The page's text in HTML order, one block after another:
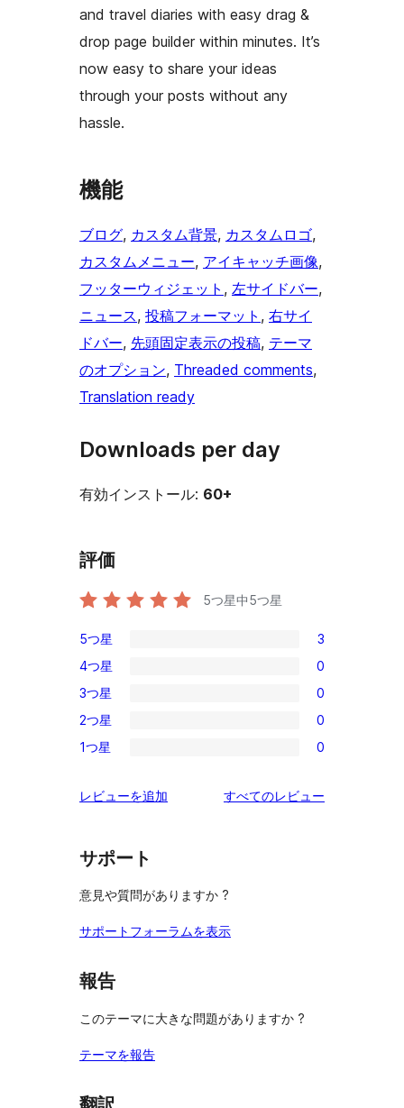
and travel diaries with easy drag &
drop page builder within minutes. It’s
now easy to share your ideas
through your posts without any
hassle.
機能
ブログ, カスタム背景, カスタムロゴ
カスタムメニュー, アイキャッチ画像
フッターウィジェット , 左サイドバー
ニュース, 投稿フォーマット , 右サイ
ドバー, 先頭固定表示の投稿, テーマ
のオプション, Threaded comments
Translation ready
Downloads per day
有効インストール: 60+
評価
5つ星中5つ星
3
5-
星
レ
ビ
ー
5つ星 3
0
4-
星
レ
ュ
4つ星 0
0
3-
星
ビ
3つ星 0
0
2-
レ
ュ
ー
2つ星 0
0
星
ビ
ー
1つ星 0
レビューを追加 すべてのレビュー
サポート
意見や質問がありますか ?
サポートフォーラムを表示
報告
このテーマに大きな問題がありますか ?
テーマを報告